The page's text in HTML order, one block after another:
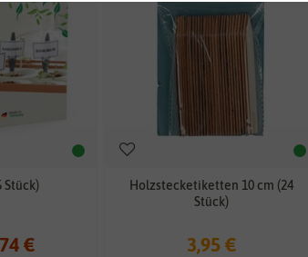
Stück)
€
Holzstecketiketten 10 cm (24
Stück)
3,95 €